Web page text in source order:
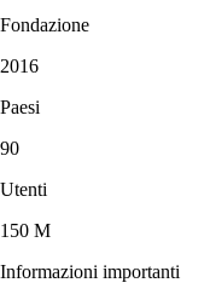
Fondazione
2016
Paesi
90
Utenti
150 M
Informazioni importanti